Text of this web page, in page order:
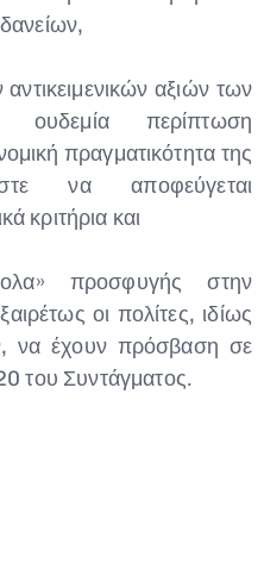
αξιών των
περίπτωση
πραγματικότητα της
να αποφεύγεται
κριτήρια και
προσφυγής στην
οι πολίτες, ιδίως
να έχουν πρόσβαση σε
του Συντάγματος.